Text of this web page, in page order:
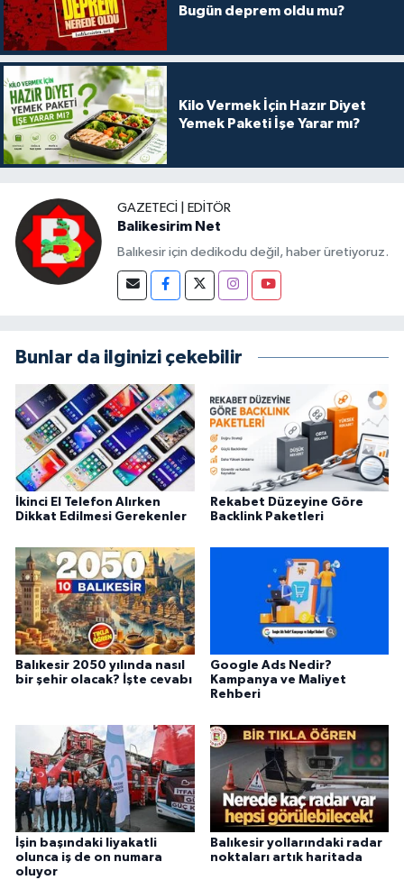
Bugün deprem oldu mu?
Kilo Vermek İçin Hazır Diyet
Yemek Paketi İşe Yarar mı?
GAZETECI | EDITÖR
Balikesirim Net
Balıkesir için dedikodu değil, haber üretiyoruz.
Bunlar da ilginizi çekebilir
İkinci El Telefon Alırken
Dikkat Edilmesi Gerekenler
Rekabet Düzeyine Göre
Backlink Paketleri
Balıkesir 2050 yılında nasıl
bir şehir olacak? İşte cevabı
Google Ads Nedir?
Kampanya ve Maliyet
Rehberi
İşin başındaki liyakatli
olunca iş de on numara
oluyor
Balıkesir yollarındaki radar
noktaları artık haritada